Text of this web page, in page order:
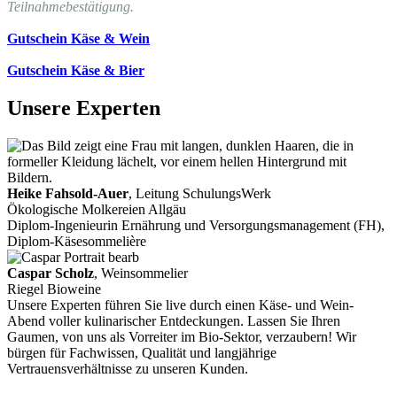
Teilnahmebestätigung.
Gutschein Käse & Wein
Gutschein Käse & Bier
Unsere Experten
Heike Fahsold-Auer, Leitung SchulungsWerk
Ökologische Molkereien Allgäu
Diplom-Ingenieurin Ernährung und Versorgungsmanagement (FH),
Diplom-Käsesommelière
Caspar Scholz, Weinsommelier
Riegel Bioweine
Unsere Experten führen Sie live durch einen Käse- und Wein-
Abend voller kulinarischer Entdeckungen. Lassen Sie Ihren
Gaumen, von uns als Vorreiter im Bio-Sektor, verzaubern! Wir
bürgen für Fachwissen, Qualität und langjährige
Vertrauensverhältnisse zu unseren Kunden.